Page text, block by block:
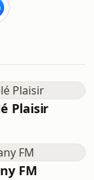
Plaisir
FM